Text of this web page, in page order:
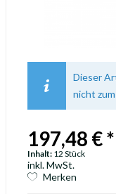
Dieser
nicht
197,48 € *
Inhalt: 12 Stück
inkl. MwSt.
Merken